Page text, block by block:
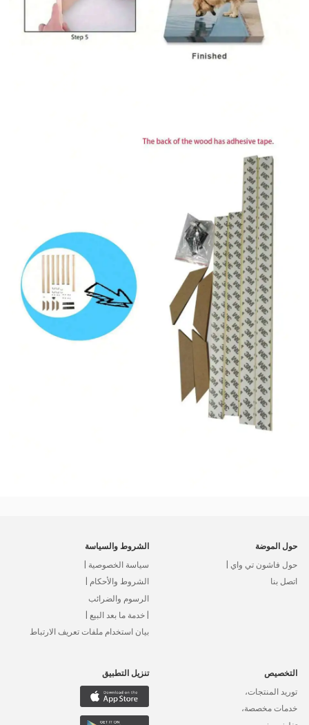
حول الموضة
حول فاشون تي واي |
اتصل بنا
الشروط والسياسة
سياسة الخصوصية |
الشروط والأحكام |
الرسوم والضرائب
| خدمة ما بعد البيع |
بيان استخدام ملفات تعريف الارتباط
التخصيص
توريد المنتجات،
خدمات مخصصة،
تنزيل التطبيق